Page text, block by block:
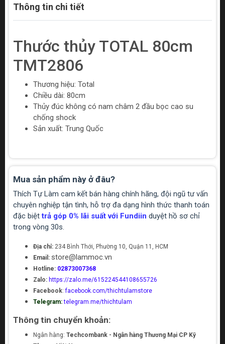
Thông tin chi tiết
Thước thủy TOTAL 80cm
TMT2806
Thương hiệu: Total
Chiều dài: 80cm
Thủy đúc không có nam châm 2 đầu bọc cao su
chống shock
Sản xuất: Trung Quốc
Mua sản phẩm này ở đâu?
Thích Tự Làm cam kết bán hàng chính hãng, đội ngũ tư vấn
chuyên nghiệp tận tình, hỗ trợ đa dạng hình thức thanh toán
đặc biệttrả góp 0% lãi suất với Fundiin duyệt hồ sơ chỉ
trong vòng 30s.
Địa chỉ: 234 Bình Thới, Phường 10, Quận 11, HCM
Email: store@lammoc.vn
Hotline: 02873007368
Zalo: https://zalo.me/615224544108655726
Facebook:facebook.com/thichtulamstore
Telegram: telegram.me/thichtulam
Thông tin chuyển khoản:
Ngân hàng: Techcombank - Ngân hàng Thương Mại CP Kỹ